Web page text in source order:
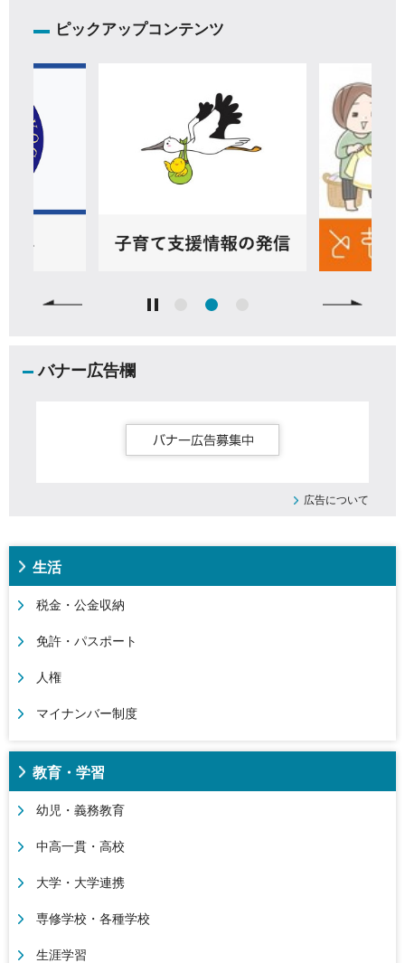
ピックアップコンテンツ
バナー広告欄
広告について
生活
税金・公金収納
免許・パスポート
人権
マイナンバー制度
教育・学習
幼児・義務教育
中高一貫・高校
大学・大学連携
専修学校・各種学校
生涯学習